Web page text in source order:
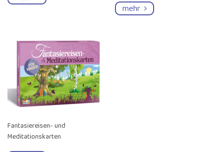
mehr
Fantasiereisen- und
Meditationskarten